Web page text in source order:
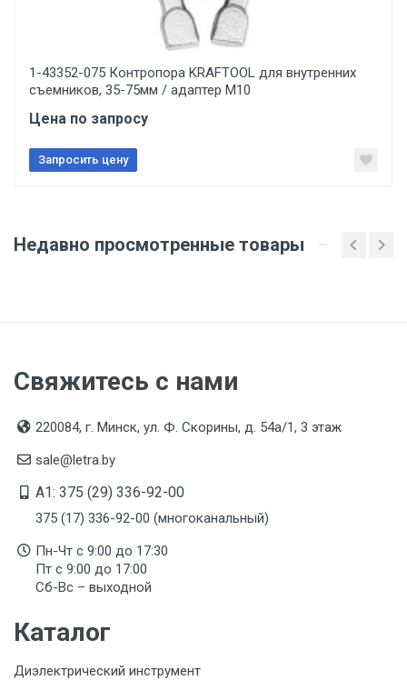
Указана на упаковке / в паспорте товара
Указан на упаковке / в паспорте товара
Товар соответствует требованиям технических
сертификата/декларации соответствия содержатся
в сопроводительной документации к товару и
Отправить отзыв
1-43352-075 Контропора KRAFTOOL для внутренних
съемников, 35-75мм / адаптер М10
Цена по запросу
Запросить цену
Недавно просмотренные товары
Свяжитесь с нами
220084, г. Минск, ул. Ф. Скорины, д. 54а/1, 3 этаж
sale@letra.by
A1: 375 (29) 336-92-00
375 (17) 336-92-00 (многоканальный)
Пн-Чт с 9:00 до 17:30
Пт с 9:00 до 17:00
Сб-Вс – выходной
Каталог
Диэлектрический инструмент